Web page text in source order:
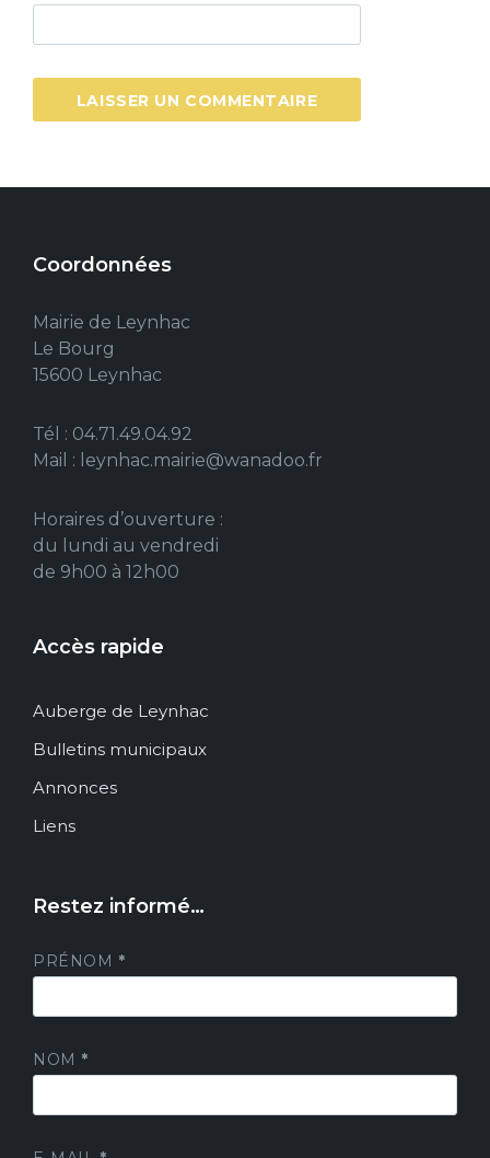
Coordonnées
Mairie de Leynhac
Le Bourg
15600 Leynhac
Tél : 04.71.49.04.92
Mail : leynhac.mairie@wanadoo.fr
Horaires d’ouverture :
du lundi au vendredi
de 9h00 à 12h00
Accès rapide
Auberge de Leynhac
Bulletins municipaux
Annonces
Liens
Restez informé…
PRÉNOM *
NOM *